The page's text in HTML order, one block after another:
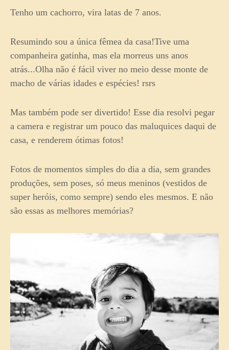
Tenho um cachorro, vira latas de 7 anos.
Resumindo sou a única fêmea da casa!Tive uma
companheira gatinha, mas ela morreus uns anos
atrás...Olha não é fácil viver no meio desse monte de
macho de várias idades e espécies! rsrs
Mas também pode ser divertido! Esse dia resolvi pegar
a camera e registrar um pouco das maluquices daqui de
casa, e renderem ótimas fotos!
Fotos de momentos simples do dia a dia, sem grandes
produções, sem poses, só meus meninos (vestidos de
super heróis, como sempre) sendo eles mesmos. E não
são essas as melhores memórias?